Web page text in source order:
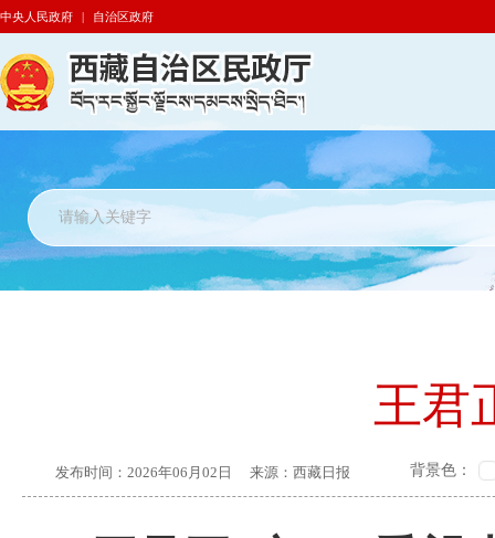
中央人民政府 | 自治区政府
王君
发布时间： 2026年06月02日 来源： 西藏日报 背景色：